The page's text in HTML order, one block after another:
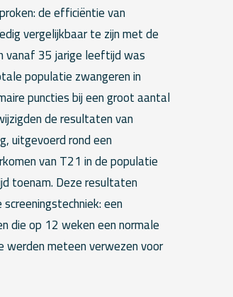
de efficiëntie van
vergelijkbaar te zijn met de
vanaf 35 jarige leeftijd was
populatie zwangeren in
puncties bij een groot aantal
de resultaten van
uitgevoerd rond een
van T21 in de populatie
toenam. Deze resultaten
een
die op 12 weken een normale
werden meteen verwezen voor